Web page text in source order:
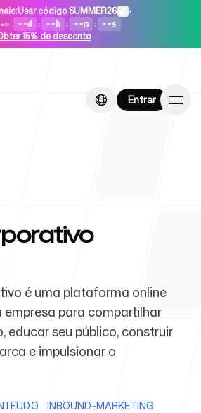
:Usar código SUMMER26 •
: --d : --h : --m : --s
15% de desconto
Entrar
Entrar
é uma plataforma online
para compartilhar
educar seu público, construir
e impulsionar o
INBOUND-MARKETING